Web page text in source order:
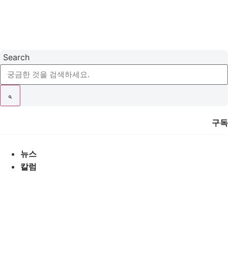
건
뛰
Search
구독
뉴스
칼럼